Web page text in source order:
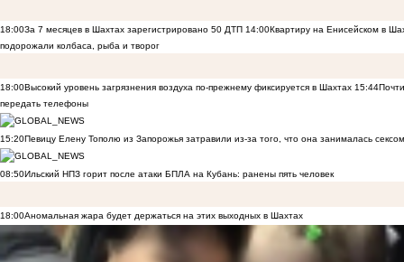
18:00За 7 месяцев в Шахтах зарегистрировано 50 ДТП 14:00Квартиру на Енисейском в
подорожали колбаса, рыба и творог
18:00Высокий уровень загрязнения воздуха по-прежнему фиксируется в Шахтах 15:44
передать телефоны
15:20Певицу Елену Тополю из Запорожья затравили из-за того, что она занималась
08:50Ильский НПЗ горит после атаки БПЛА на Кубань: ранены пять человек
18:00Аномальная жара будет держаться на этих выходных в Шахтах